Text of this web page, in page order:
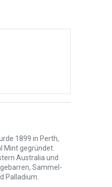
1899 in Perth,
Mint gegründet.
Australia und
Sammel-
Palladium.